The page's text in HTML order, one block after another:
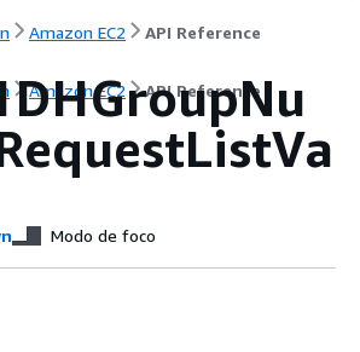
Amazon EC2 API Reference
Amazon EC2 API Reference
Modo de foco